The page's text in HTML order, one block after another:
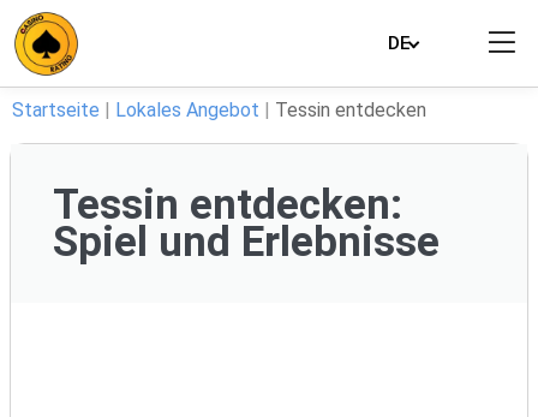
DE
Startseite | Lokales Angebot | Tessin entdecken
Tessin entdecken:
Spiel und Erlebnisse